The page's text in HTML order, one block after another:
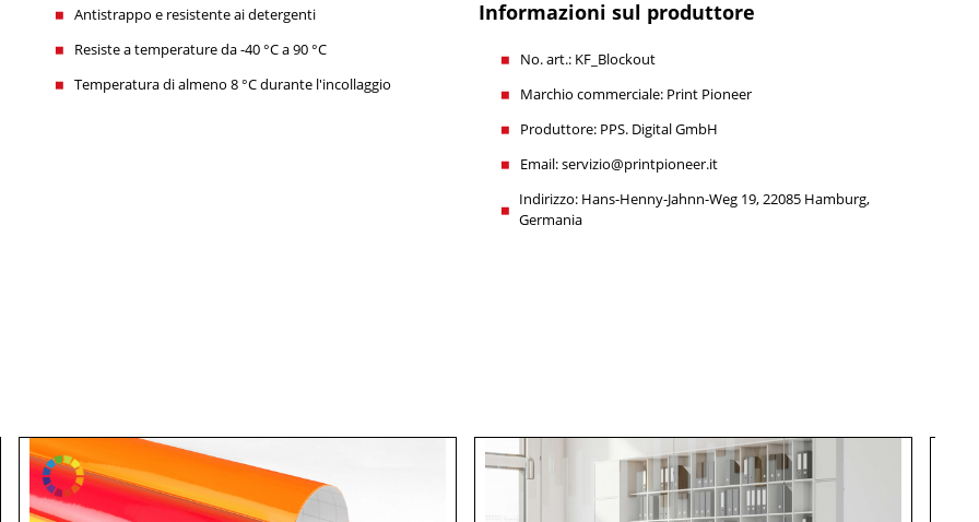
Antistrappo e resistente ai detergenti
Resiste a temperature da -40 °C a 90 °C
Temperatura di almeno 8 °C durante l'incollaggio
Informazioni sul produttore
No. art.: KF_Blockout
Marchio commerciale: Print Pioneer
Produttore: PPS. Digital GmbH
Email: servizio@printpioneer.it
Indirizzo: Hans-Henny-Jahnn-Weg 19, 22085 Hamburg,
Germania